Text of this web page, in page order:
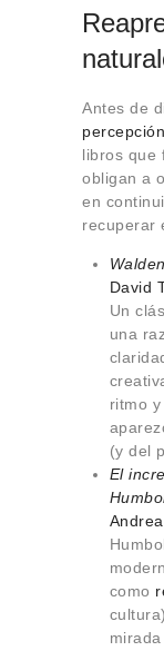
Antes de
percepción
libros que
obligan a
en
recuperar
David
Un
una
ritmo
(y del
El
como